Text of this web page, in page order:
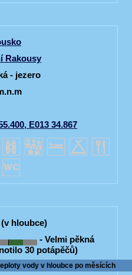
Rakousy
- jezero
E013 34.867
(v hloubce)
- Velmi pěkná
30 potápěčů)
vody v hloubce po měsících